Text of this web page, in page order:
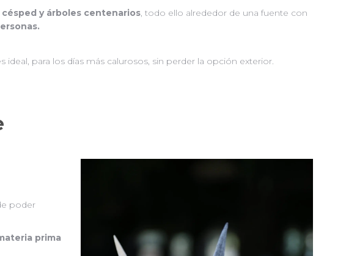
y árboles centenarios, todo ello alrededor de una fuente con
ideal, para los días más calurosos, sin perder la opción exterior.
poder
prima